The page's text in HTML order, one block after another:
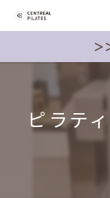
＞
ピラテ